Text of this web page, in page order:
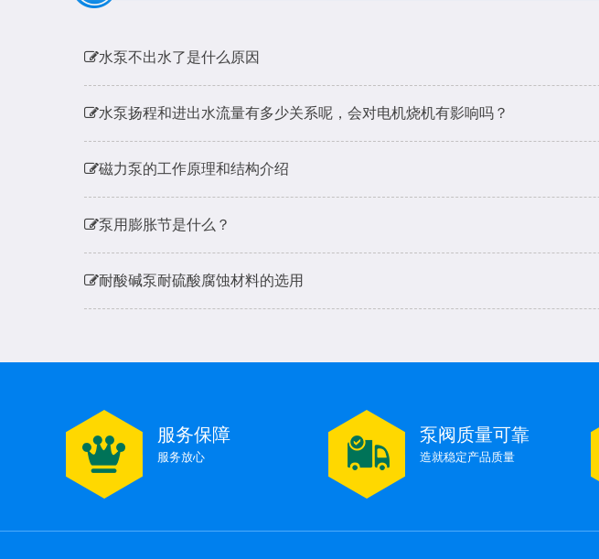
磁力泵的工作原理和结构介绍
服务保障
服务放心
泵阀质量可靠
造就稳定产品质量